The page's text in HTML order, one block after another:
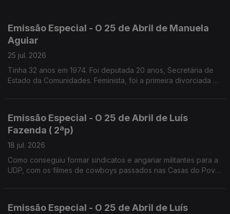
Emissão Especial - O 25 de Abril de Manuela
Aguiar
25 jul. 2026
Tinha 32 anos em 1974. Foi deputada 20 anos, Secretária de
Estado da Comunidades. Feminista, foi a primeira divorciada na
Emissão Especial - O 25 de Abril de Luís
Fazenda ( 2ªp)
18 jul. 2026
Como conseguiu formar sindicatos e angariar militantes para a
UDP, com os filmes de cowboys passados nas Casas do Povo
Emissão Especial - O 25 de Abril de Luís